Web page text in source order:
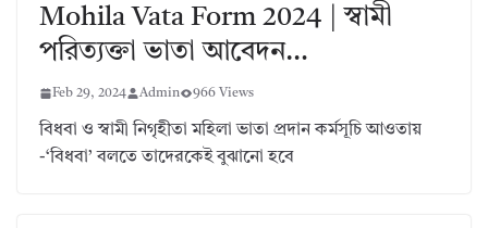
Mohila Vata Form 2024 | স্বামী
পরিত্যক্তা ভাতা আবেদন…
Feb 29, 2024 Admin 966 Views
বিধবা ও স্বামী নিগৃহীতা মহিলা ভাতা প্রদান কর্মসূচি আওতায়
-‘বিধবা’ বলতে তাদেরকেই বুঝানো হবে